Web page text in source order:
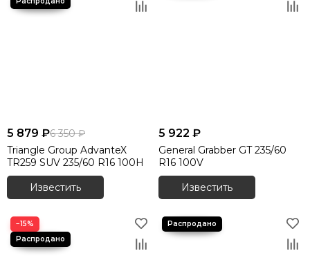
5 879 ₽6 350 ₽
Triangle Group AdvanteX
TR259 SUV 235/60 R16 100H
Известить
5 922 ₽
General Grabber GT 235/60
R16 100V
Известить
−15%